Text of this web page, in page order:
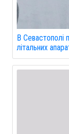
В Севастополі
літальних